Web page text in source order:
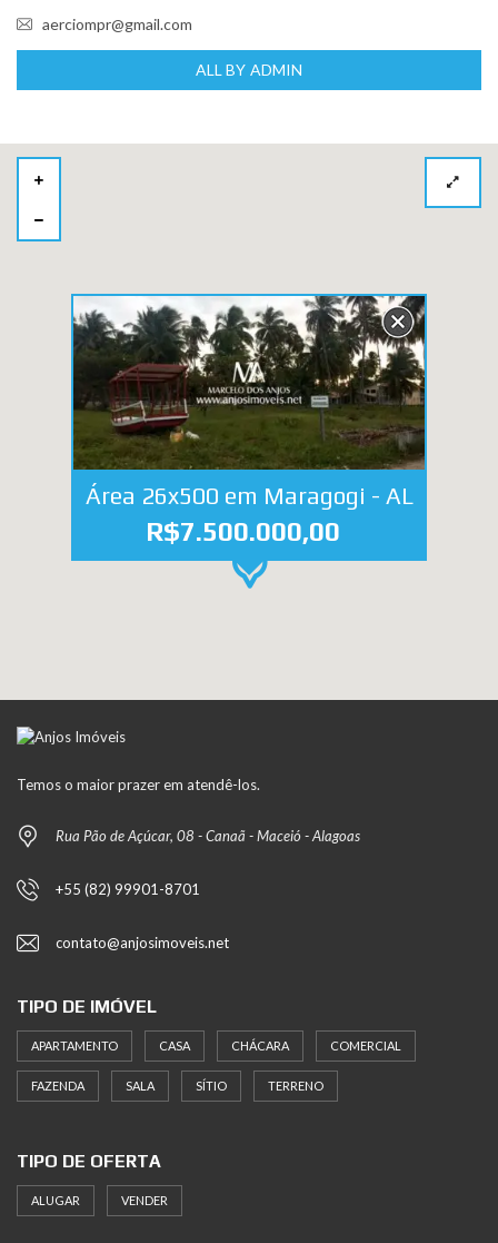
aerciompr@gmail.com
ALL BY ADMIN
Área 26x500 em Maragogi - AL
R$7.500.000,00
Temos o maior prazer em atendê-los.
Rua Pão de Açúcar, 08 - Canaã - Maceió - Alagoas
+55 (82) 99901-8701
contato@anjosimoveis.net
TIPO DE IMÓVEL
APARTAMENTO CASA CHÁCARA COMERCIAL
FAZENDA SALA SÍTIO TERRENO
TIPO DE OFERTA
ALUGAR VENDER